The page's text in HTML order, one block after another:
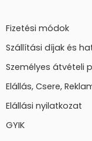
Fizetési módok
Szállítási díjak és
Személyes átvételi
Elállás, Csere,
Elállási nyilatkozat
GYIK